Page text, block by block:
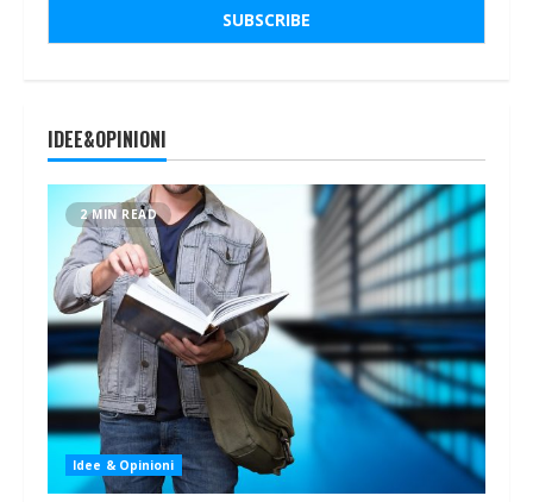
IDEE&OPINIONI
2 MIN READ
Idee & Opinioni